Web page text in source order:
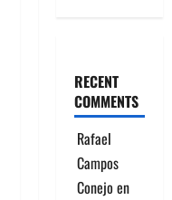
RECENT
COMMENTS
Rafael
Campos
Conejo en